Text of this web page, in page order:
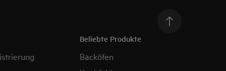
Beliebte Produkte
Backöfen